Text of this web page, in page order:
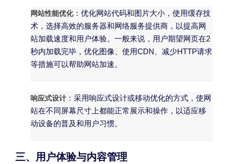
网站性能优化：优化网站代码和图片大小，使用缓存技
术，选择高效的服务器和网络服务提供商，以提高网
站加载速度和用户体验。一般来说，用户期望网页在2
秒内加载完毕，优化图像、使用CDN、减少HTTP请求
等措施可以帮助网站加速。
响应式设计 ：采用响应式设计或移动优化的方式，使网
站在不同屏幕尺寸上都能正常展示和操作，以适应移
动设备的普及和用户习惯。
三、用户体验与内容管理